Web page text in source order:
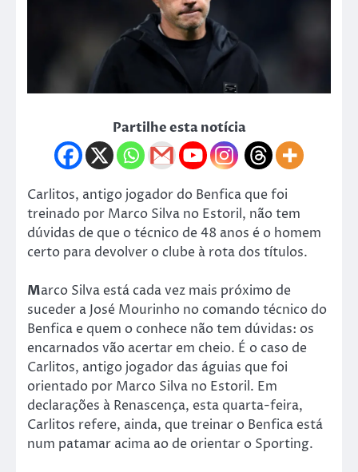
Partilhe esta notícia
Carlitos, antigo jogador do Benfica que foi
treinado por Marco Silva no Estoril, não tem
dúvidas de que o técnico de 48 anos é o homem
certo para devolver o clube à rota dos títulos.
Marco Silva está cada vez mais próximo de
suceder a José Mourinho no comando técnico do
Benfica e quem o conhece não tem dúvidas: os
encarnados vão acertar em cheio. É o caso de
Carlitos, antigo jogador das águias que foi
orientado por Marco Silva no Estoril. Em
declarações à Renascença, esta quarta-feira,
Carlitos refere, ainda, que treinar o Benfica está
num patamar acima ao de orientar o Sporting.